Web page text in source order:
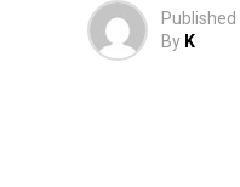
Published
By K